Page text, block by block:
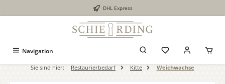
DHL Express
Navigation
Sie sind hier: Restaurierbedarf Kitte Weichwachse